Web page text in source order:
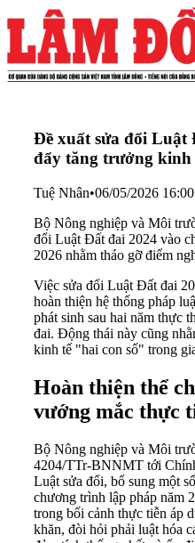
Đề xuất sửa đổi Luật
đẩy tăng trưởng kinh
Tuệ Nhân•06/05/2026 16:00
Bộ Nông nghiệp và Môi
đổi Luật Đất đai 2024 vào
2026 nhằm tháo gỡ điểm
Việc sửa đổi Luật Đất đai
hoàn thiện hệ thống pháp
phát sinh sau hai năm thực
đai. Động thái này cũng
kinh tế "hai con số" trong
Hoàn thiện thể
vướng mắc thực
Bộ Nông nghiệp và Môi
4204/TTr-BNNMT tới
Luật sửa đổi, bổ sung một
chương trình lập pháp năm
trong bối cảnh thực tiễn áp
khăn, đòi hỏi phải luật hóa